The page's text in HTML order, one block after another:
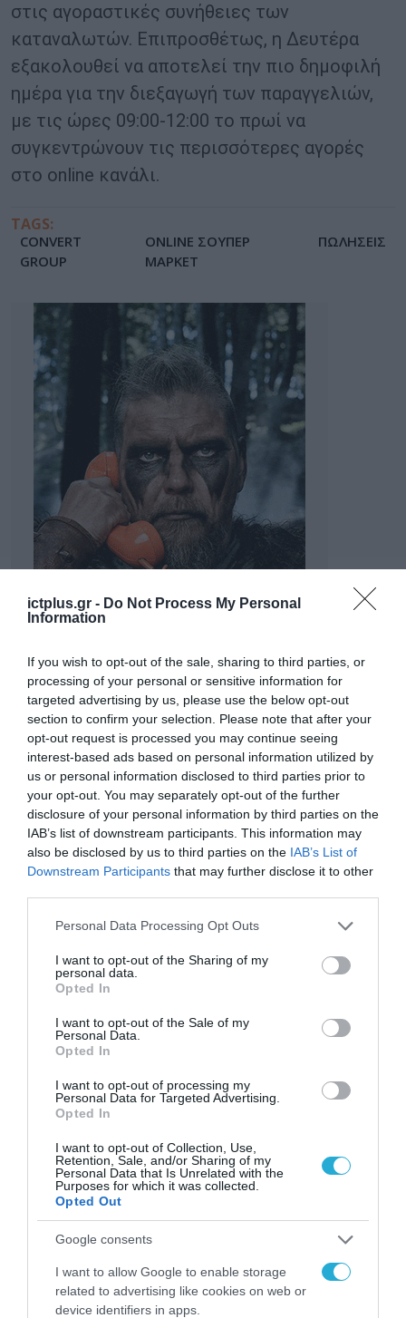
ictplus.gr - Do Not Process My Personal
Information
If you wish to opt-out of the sale, sharing to third parties, or
processing of your personal or sensitive information for
targeted advertising by us, please use the below opt-out
section to confirm your selection. Please note that after your
opt-out request is processed you may continue seeing
interest-based ads based on personal information utilized by
us or personal information disclosed to third parties prior to
your opt-out. You may separately opt-out of the further
disclosure of your personal information by third parties on the
IAB’s list of downstream participants. This information may
also be disclosed by us to third parties on the IAB’s List of
Downstream Participants that may further disclose it to other
Please note that this website/app uses one or more Google
not limited to your visit or usage behaviour. You may click to
grant or deny consent to Google and its third-party tags to
use your data for below specified purposes in below Google
consent section.
Personal Data Processing Opt Outs
I want to opt-out of the Sharing of my
personal data.
Opted In
I want to opt-out of the Sale of my
Personal Data.
Opted In
I want to opt-out of processing my
Personal Data for Targeted Advertising.
Opted In
I want to opt-out of Collection, Use,
Retention, Sale, and/or Sharing of my
Personal Data that Is Unrelated with the
Purposes for which it was collected.
Opted Out
Google consents
I want to allow Google to enable storage
related to advertising like cookies on web or
device identifiers in apps.
στις αγοραστικές συνήθειες των
καταναλωτών. Επιπροσθέτως, η Δευτέρα
εξακολουθεί να αποτελεί την πιο δημοφιλή
ημέρα για την διεξαγωγή των παραγγελιών,
με τις ώρες 09:00-12:00 το πρωί να
συγκεντρώνουν τις περισσότερες αγορές
στο online κανάλι.
TAGS:
CONVERT
GROUP
ONLINE ΣΟΥΠΕΡ
ΜΑΡΚΕΤ
ΠΩΛΗΣΕΙΣ
ΡΟΗ ΕΙΔΗΣΕΩΝ
Το χρηματοδοτούμενο
από την ΕΕ έργο “The
Gaming Police”
ενισχύει την ασφάλεια
των παιδιών στο
31.07.2026
ΑΑΔΕ: Διευκρινίσεις
για τα πρόστιμα σε
παραβάσεις που
31.07.2026
Σ. Καλαφάτης: «Η
Τεχνητή Νοημοσύνη
δεν είναι απλώς μια
νέα τεχνολογία, είναι
μια νέα βιομηχανική
επανάσταση»
31.07.2026
Νέος οδηγός του ΕΚΤ
για τη χρηματοδότηση
των ελληνικών
επιχειρήσεων στον
χώρο της άμυνας
31.07.2026